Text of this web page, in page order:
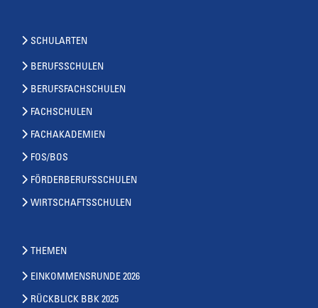
SCHULARTEN
BERUFSSCHULEN
BERUFSFACHSCHULEN
FACHSCHULEN
FACHAKADEMIEN
FOS/BOS
FÖRDERBERUFSSCHULEN
WIRTSCHAFTSSCHULEN
THEMEN
EINKOMMENSRUNDE 2026
RÜCKBLICK BBK 2025